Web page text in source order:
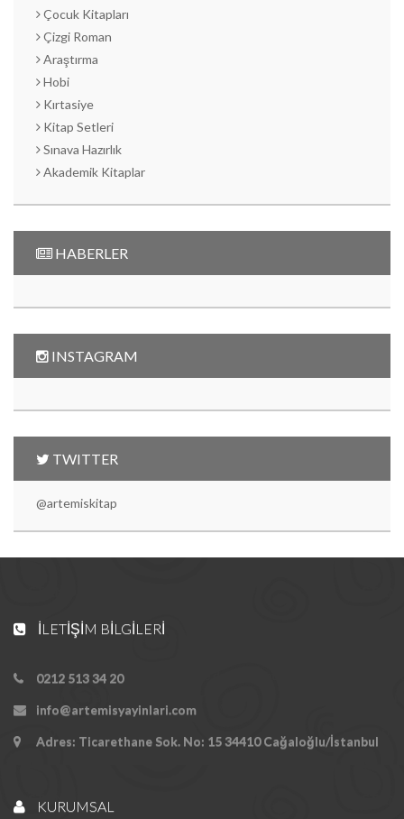
Çocuk Kitapları
Çizgi Roman
Araştırma
Hobi
Kırtasiye
Kitap Setleri
Sınava Hazırlık
Akademik Kitaplar
HABERLER
INSTAGRAM
TWITTER
@artemiskitap
İLETIŞIM BILGILERI
0212 513 34 20
info@artemisyayinlari.com
Adres: Ticarethane Sok. No: 15 34410 Cağaloğlu/İstanbul
KURUMSAL